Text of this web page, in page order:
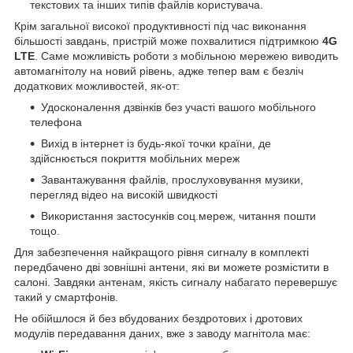
текстових та інших типів файлів користувача.
Крім загальної високої продуктивності під час виконання
більшості завдань, пристрій може похвалитися підтримкою 4G
LTE . Саме можливість роботи з мобільною мережею виводить
автомагнітолу на новий рівень, адже тепер вам є безліч
додаткових можливостей, як-от:
Удосконалення дзвінків без участі вашого мобільного
телефона
Вихід в інтернет із будь-якої точки країни, де
здійснюється покриття мобільних мереж
Завантажування файлів, прослуховування музики,
перегляд відео на високій швидкості
Використання застосунків соц.мереж, читання пошти
тощо.
Для забезпечення найкращого рівня сигналу в комплекті
передбачено дві зовнішні антени, які ви можете розмістити в
салоні. Завдяки антенам, якість сигналу набагато перевершує
такий у смартфонів.
Не обійшлося й без вбудованих бездротових і дротових
модулів передавання даних, вже з заводу магнітола має: